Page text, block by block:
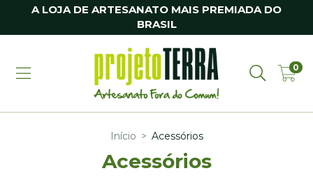
A LOJA DE ARTESANATO MAIS PREMIADA DO
BRASIL
0
Início > Acessórios
Acessórios